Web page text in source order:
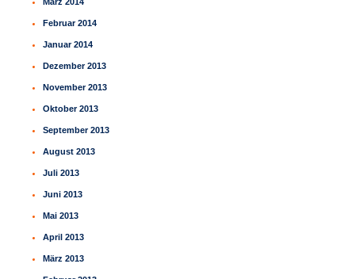
Februar 2014
Januar 2014
Dezember 2013
November 2013
Oktober 2013
September 2013
August 2013
Juli 2013
Juni 2013
Mai 2013
April 2013
März 2013